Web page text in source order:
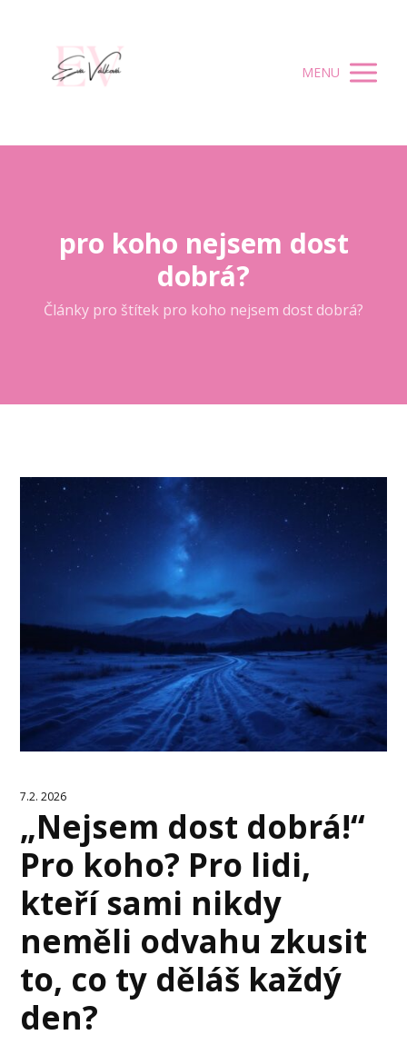
MENU
pro koho nejsem dost
dobrá?
Články pro štítek pro koho nejsem dost dobrá?
7.2. 2026
„Nejsem dost dobrá!“
Pro koho? Pro lidi,
kteří sami nikdy
neměli odvahu zkusit
to, co ty děláš každý
den?